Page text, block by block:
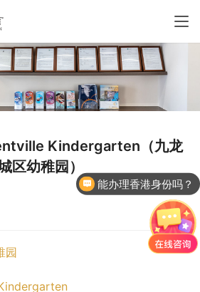
Kindergarten（九龙
区幼稚园）
园
能办理香港身份吗？